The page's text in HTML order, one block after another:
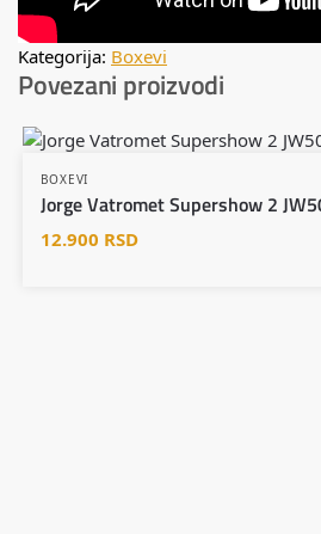
Kategorija: Boxevi
Povezani proizvodi
BOXEVI
Jorge Vatromet Supershow 2
12.900 RSD